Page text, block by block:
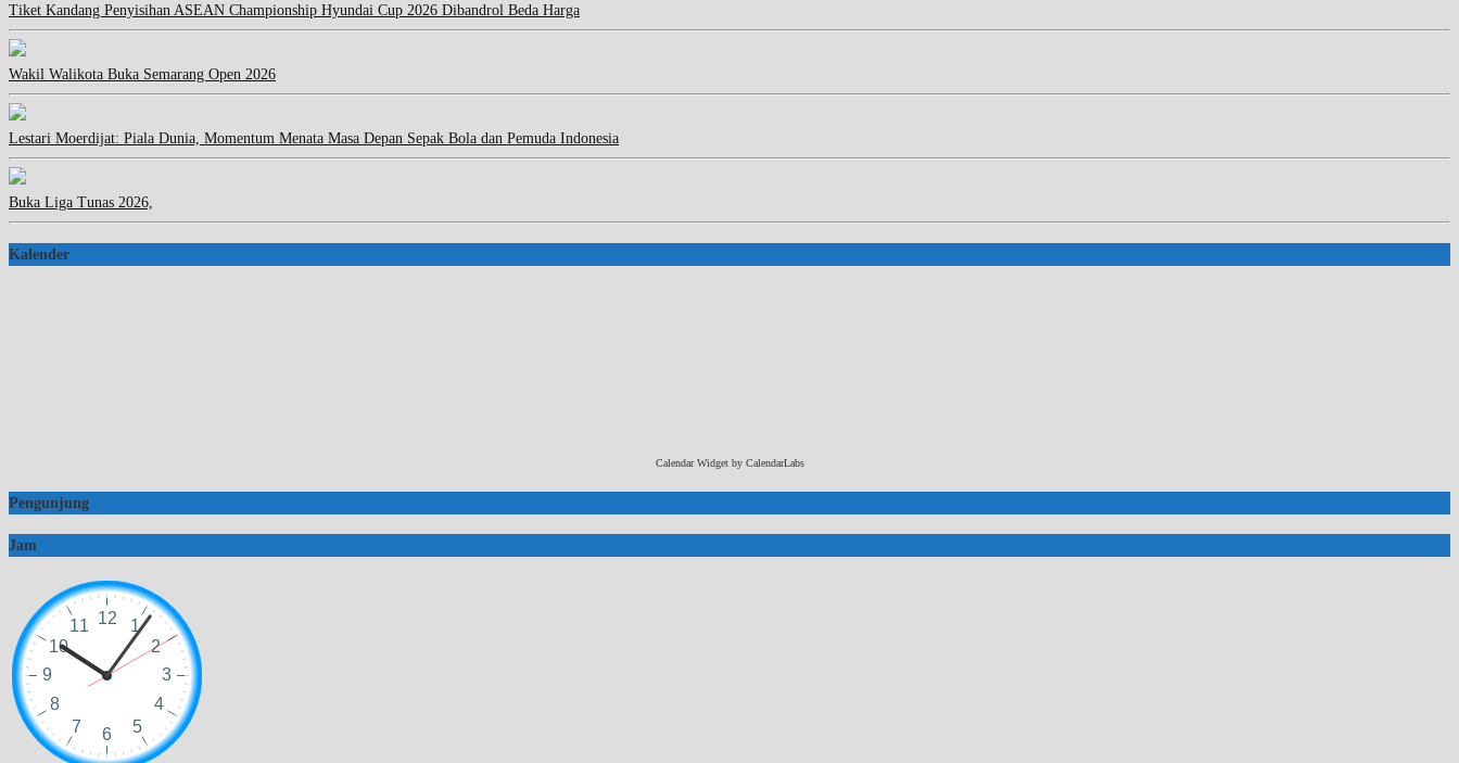
Tiket Kandang Penyisihan ASEAN Championship Hyundai Cup 2026 Dibandrol Beda Harga
Wakil Walikota Buka Semarang Open 2026
Lestari Moerdijat: Piala Dunia, Momentum Menata Masa Depan Sepak Bola dan Pemuda Indonesia
Buka Liga Tunas 2026,
Kalender
Calendar Widget by CalendarLabs
Pengunjung
Jam